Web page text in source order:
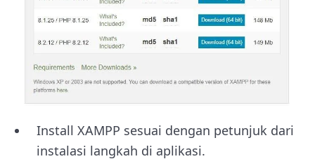
Install XAMPP sesuai dengan petunjuk dari
instalasi langkah di aplikasi.